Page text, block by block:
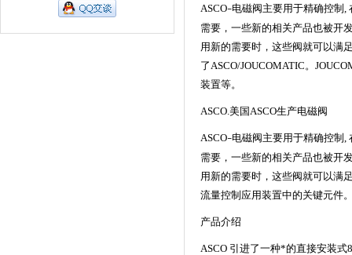
ASCO–电磁阀主要用于精确控制,
需要，一些新的相关产品也被开
用新的需要时，这些阀就可以满
了ASCO/JOUCOMATIC。
装置等。
ASCO.美国ASCO生产电磁阀
ASCO–电磁阀主要用于精确控制,
需要，一些新的相关产品也被开
用新的需要时，这些阀就可以满
流量控制应用装置中的关键元件
产品介绍
ASCO 引进了一种*的直接安装